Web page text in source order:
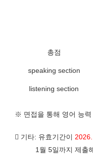
총점
speaking section
listening section
※ 면접을 통해 영어 능
 기타: 유효기간이
1월 5일까지 제출